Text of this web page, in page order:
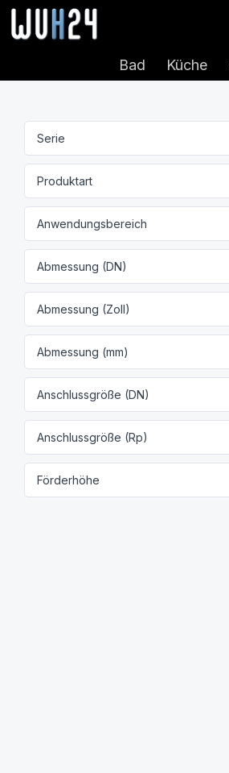
Hauptinhalt springen
Zur Suche springen
Zur Hauptnavigation springen
Bad Küche
Serie
Produktart
Anwendungsbereich
Abmessung (DN)
Abmessung (Zoll)
Abmessung (mm)
Anschlussgröße (DN)
Anschlussgröße (Rp)
Förderhöhe